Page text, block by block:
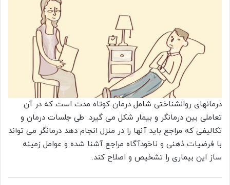
درمانهای روانشناختی شامل درمان کوتاه مدت است که در آن
تعاملی بین درمانگر و بیمار شکل می گیرد. طی جلسات درمان و
تکالیفی که مراجع باید آنها را در منزل انجام دهد درمانگر می تواند
با فرضیات ذهنی و ناخودآگاه مراجع آشنا شده و عوامل زمینه
ساز این بیماری را تشخیص و اصلاح کند.